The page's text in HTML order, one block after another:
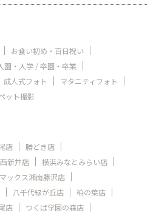
お食い初め・百日祝い
園・入学 / 卒園・卒業
成人式フォト
マタニティフォト
ット撮影
店
勝どき店
西新井店
横浜みなとみらい店
ックス湘南藤沢店
八千代緑が丘店
柏の葉店
店
つくば学園の森店